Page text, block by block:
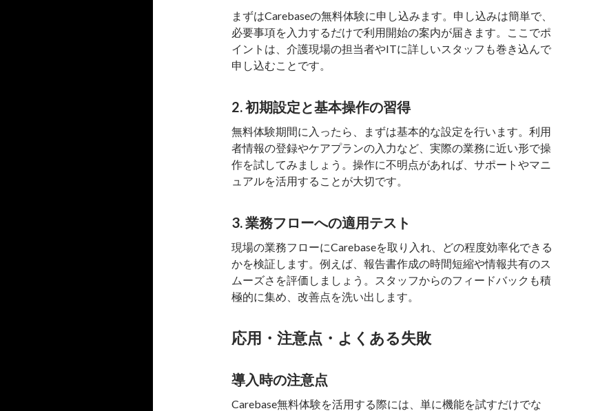
まずはCarebaseの無料体験に申し込みます。申し込みは簡単で、
必要事項を入力するだけで利用開始の案内が届きます。ここでポ
イントは、介護現場の担当者やITに詳しいスタッフも巻き込んで
申し込むことです。
2. 初期設定と基本操作の習得
無料体験期間に入ったら、まずは基本的な設定を行います。利用
者情報の登録やケアプランの入力など、実際の業務に近い形で操
作を試してみましょう。操作に不明点があれば、サポートやマニ
ュアルを活用することが大切です。
3. 業務フローへの適用テスト
現場の業務フローにCarebaseを取り入れ、どの程度効率化できる
かを検証します。例えば、報告書作成の時間短縮や情報共有のス
ムーズさを評価しましょう。スタッフからのフィードバックも積
極的に集め、改善点を洗い出します。
応用・注意点・よくある失敗
導入時の注意点
Carebase無料体験を活用する際には、単に機能を試すだけでな